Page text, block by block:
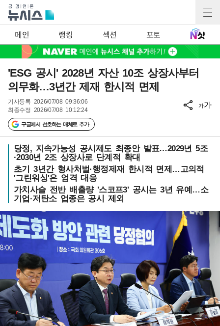
메인 랭킹 섹션 포토
'ESG 공시' 2028년 자산 10조 상장사부터
의무화…3년간 제재 한시적 면제
기사등록 2026/07/08 09:36:06
최종수정 2026/07/08 10:12:24
구글에서 선호하는 매체로 추가
가가
당정, 지속가능성 공시제도 최종안 발표…2029년 5조
·2030년 2조 상장사로 단계적 확대
초기 3년간 형사처벌·행정제재 한시적 면제…고의적
'그린워싱'은 엄격 대응
가치사슬 전반 배출량 '스코프3' 공시는 3년 유예…소
기업·저탄소 업종은 공시 제외